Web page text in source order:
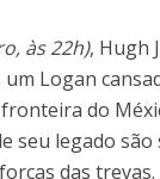
às 22h), Hugh
um Logan
do
seu legado
das